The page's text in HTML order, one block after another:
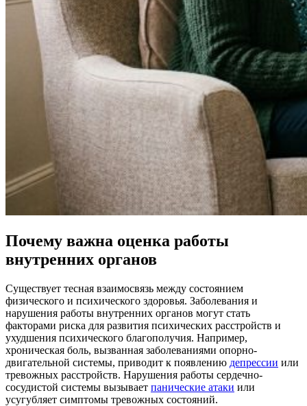
Почему важна оценка работы
внутренних органов
Существует тесная взаимосвязь между состоянием
физического и психического здоровья. Заболевания и
нарушения работы внутренних органов могут стать
факторами риска для развития психических расстройств и
ухудшения психического благополучия. Например,
хроническая боль, вызванная заболеваниями опорно-
двигательной системы, приводит к появлению депрессии или
тревожных расстройств. Нарушения работы сердечно-
сосудистой системы вызывает панические атаки или
усугубляет симптомы тревожных состояний.